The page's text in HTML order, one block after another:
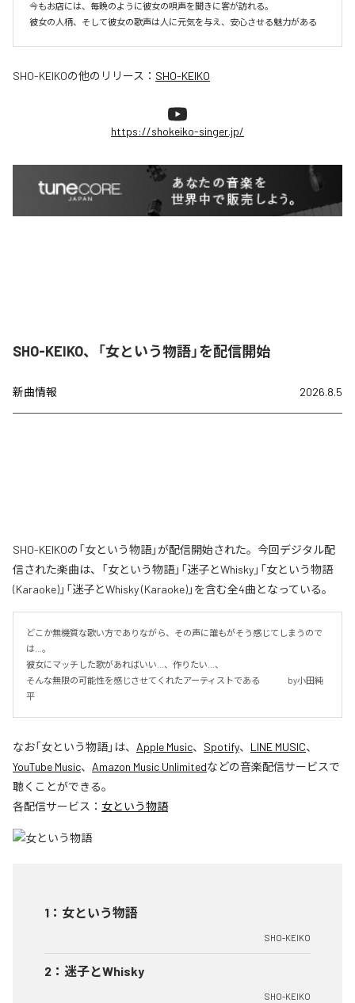
今もお店には、毎晩のように彼女の唄声を聞きに客が訪れる。
彼女の人柄、そして彼女の歌声は人に元気を与え、安心させる魅力がある
SHO-KEIKOの他のリリース： SHO-KEIKO
https://shokeiko-singer.jp/
SHO-KEIKO、「女という物語」を配信開始
新曲情報 2026.8.5
SHO-KEIKOの「女という物語」が配信開始された。今回デジタル配
信された楽曲は、「女という物語」「迷子とWhisky」「女という物語
(Karaoke)」「迷子とWhisky (Karaoke)」を含む全4曲となっている。
どこか無機質な歌い方でありながら、その声に誰もがそう感じてしまうので
は…。
彼女にマッチした歌があればいい…、作りたい…、
そんな無限の可能性を感じさせてくれたアーティストである 　　　by小田純
平
なお「女という物語」は、 Apple Music、 Spotify、 LINE MUSIC、
YouTube Music、 Amazon Music Unlimitedなどの音楽配信サービスで
聴くことができる。
各配信サービス： 女という物語
1 ： 女という物語
SHO-KEIKO
2 ： 迷子とWhisky
SHO-KEIKO